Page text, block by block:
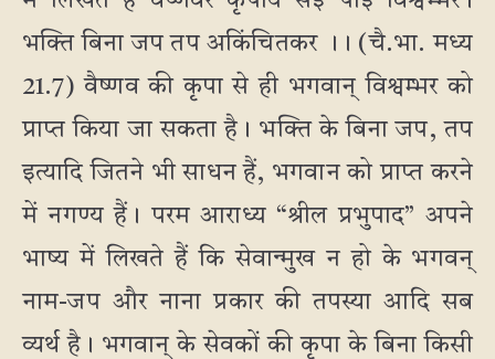
भक्ति बिना जप तप अकिंचितकर ।। (चै.भा. मध्य
21.7) वैष्णव की कृपा से ही भगवान् विश्वम्भर को
प्राप्त किया जा सकता है। भक्ति के बिना जप, तप
इत्यादि जितने भी साधन हैं, भगवान को प्राप्त करने
में नगण्य हैं। परम आराध्य “श्रील प्रभुपाद” अपने
भाष्य में लिखते हैं कि सेवान्मुख न हो के भगवन्
नाम-जप और नाना प्रकार की तपस्या आदि सब
व्यर्थ है। भगवान् के सेवकों की कृपा के बिना किसी